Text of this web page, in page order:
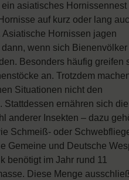
asiatisches Hornissennest
auf kurz oder lang
Hornissen jagen
wenn sich Bienenvölker
Besonders häufig greifen
an. Trotzdem
Situationen nicht den
Stattdessen ernähren sich die
anderer Insekten – dazu
Schmeiß- oder
Gemeine und Deutsche
benötigt im Jahr rund 11
Diese Menge